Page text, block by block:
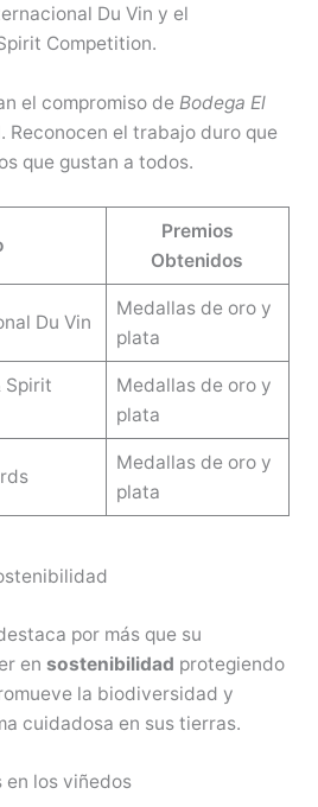
Du Vin y el
Competition.
el compromiso de Bodega El
el trabajo duro que
que gustan a todos.
Premios
Obtenidos
Du Vin
Medallas de oro y
plata
Spirit
Medallas de oro y
plata
Medallas de oro y
plata
por más que su
en sostenibilidad protegiendo
la biodiversidad y
cuidadosa en sus tierras.
los viñedos